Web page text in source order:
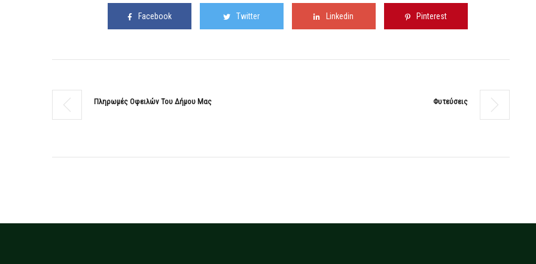
Facebook Twitter Linkedin Pinterest
Πληρωμές Οφειλών Του Δήμου Μας Φυτεύσεις